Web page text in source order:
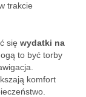
trakcie
się wydatki na
to być torby
komfort